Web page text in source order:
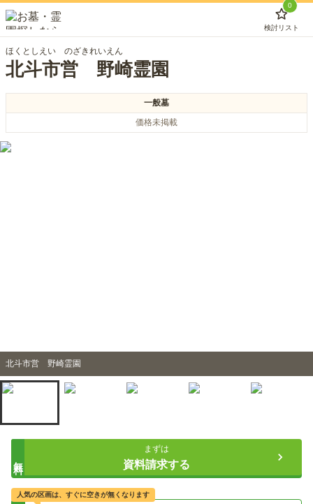
0
検討リスト
ほくとしえい のざきれいえん
北斗市営 野崎霊園
一般墓
価格未掲載
北斗市営 野崎霊園
まずは
資料請求する
人気の区画は、すぐに空きが無くなります